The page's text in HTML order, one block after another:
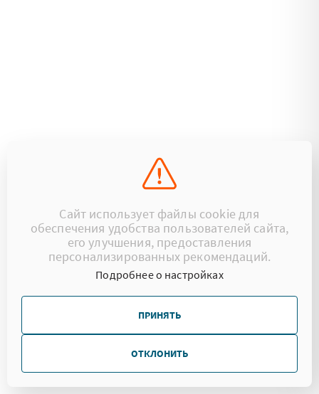
Сайт использует файлы cookie для
обеспечения удобства пользователей сайта,
его улучшения, предоставления
персонализированных рекомендаций.
Подробнее о настройках
ПРИНЯТЬ
ОТКЛОНИТЬ